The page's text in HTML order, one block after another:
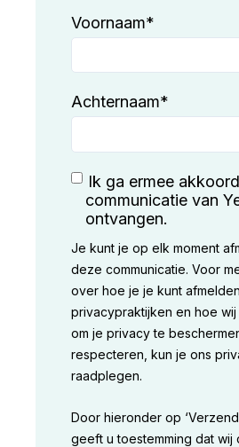
Voornaam*
Achternaam*
Ik ga ermee
communicatie van
ontvangen.
Je kunt je op elk moment
deze communicatie. Voor
over hoe je je kunt
privacypraktijken en hoe wij
om je privacy te
respecteren, kun je ons
raadplegen.
Door hieronder op
geeft u toestemming dat wij